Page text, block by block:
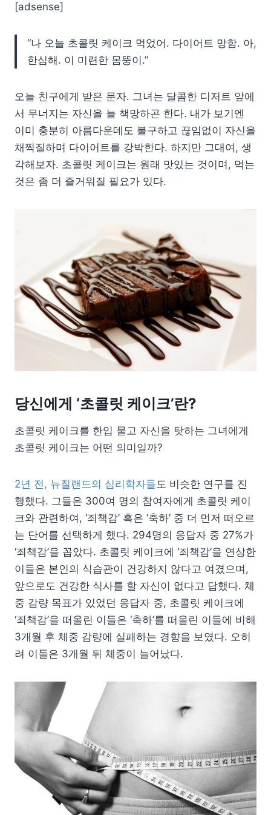
[adsense]
“나 오늘 초콜릿 케이크 먹었어. 다이어트 망함. 아,
한심해. 이 미련한 몸뚱이.”
오늘 친구에게 받은 문자. 그녀는 달콤한 디저트 앞에
서 무너지는 자신을 늘 책망하곤 한다. 내가 보기엔
이미 충분히 아름다운데도 불구하고 끊임없이 자신을
채찍질하며 다이어트를 강박한다. 하지만 그대여, 생
각해보자. 초콜릿 케이크는 원래 맛있는 것이며, 먹는
것은 좀 더 즐거워질 필요가 있다.
당신에게 ‘초콜릿 케이크’란?
초콜릿 케이크를 한입 물고 자신을 탓하는 그녀에게
초콜릿 케이크는 어떤 의미일까?
2년 전, 뉴질랜드의 심리학자들 도 비슷한 연구를 진
행했다. 그들은 300여 명의 참여자에게 초콜릿 케이
크와 관련하여, ‘죄책감’ 혹은 ‘축하’ 중 더 먼저 떠오르
는 단어를 선택하게 했다. 294명의 응답자 중 27%가
‘죄책감’을 꼽았다. 초콜릿 케이크에 ‘죄책감’을 연상한
이들은 본인의 식습관이 건강하지 않다고 여겼으며,
앞으로도 건강한 식사를 할 자신이 없다고 답했다. 체
중 감량 목표가 있었던 응답자 중, 초콜릿 케이크에
‘죄책감’을 떠올린 이들은 ‘축하’를 떠올린 이들에 비해
3개월 후 체중 감량에 실패하는 경향을 보였다. 오히
려 이들은 3개월 뒤 체중이 늘어났다.